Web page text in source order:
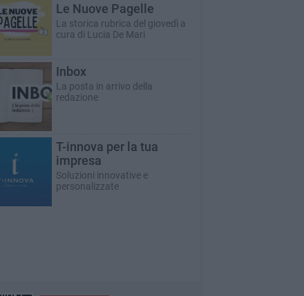
Le Nuove Pagelle
La storica rubrica del giovedì a
cura di Lucia De Mari
Inbox
La posta in arrivo della
redazione
T-innova per la tua
impresa
Soluzioni innovative e
personalizzate